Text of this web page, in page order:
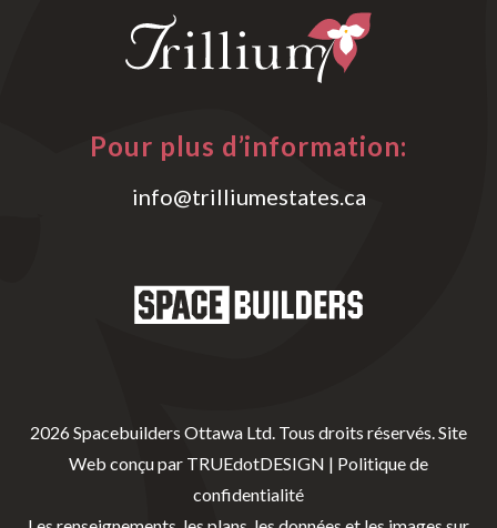
Pour plus d’information:
info@trilliumestates.ca
2026 Spacebuilders Ottawa Ltd. Tous droits réservés. Site
Web conçu par TRUEdotDESIGN | Politique de
confidentialité